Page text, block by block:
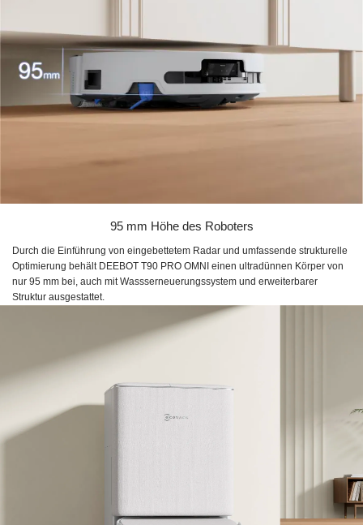
95 mm Höhe des Roboters
Durch die Einführung von eingebettetem Radar und umfassende strukturelle
Optimierung behält DEEBOT T90 PRO OMNI einen ultradünnen Körper von
nur 95 mm bei, auch mit Wassserneuerungssystem und erweiterbarer
Struktur ausgestattet.